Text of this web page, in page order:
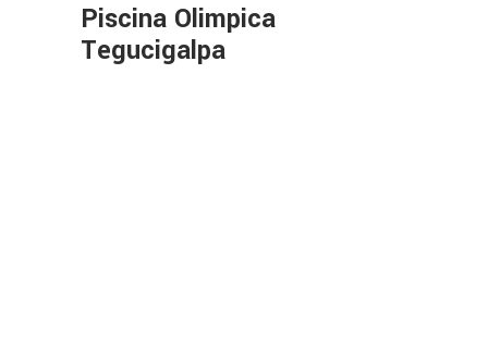
Piscina Olimpica
Tegucigalpa